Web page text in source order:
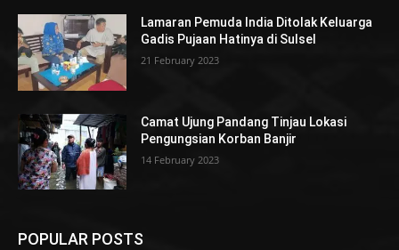
Lamaran Pemuda India Ditolak Keluarga
Gadis Pujaan Hatinya di Sulsel
21 February 2023
Camat Ujung Pandang Tinjau Lokasi
Pengungsian Korban Banjir
14 February 2023
POPULAR POSTS